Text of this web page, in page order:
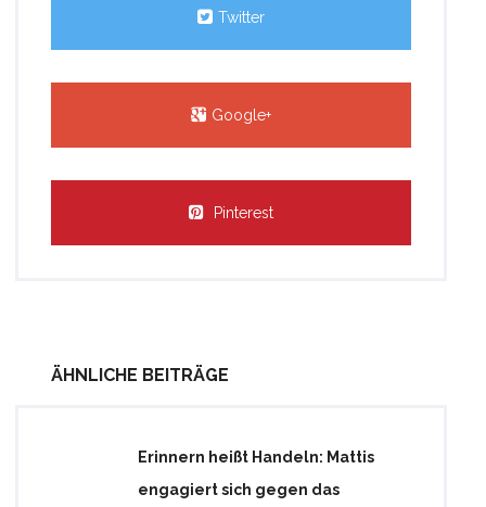
Twitter
Google+
Pinterest
ÄHNLICHE BEITRÄGE
Erinnern heißt Handeln: Mattis
engagiert sich gegen das